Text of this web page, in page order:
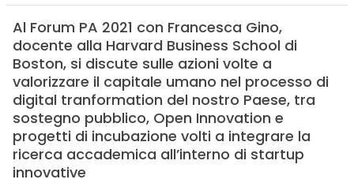
Al Forum PA 2021 con Francesca Gino,
docente alla Harvard Business School di
Boston, si discute sulle azioni volte a
valorizzare il capitale umano nel processo di
digital tranformation del nostro Paese, tra
sostegno pubblico, Open Innovation e
progetti di incubazione volti a integrare la
ricerca accademica all’interno di startup
innovative